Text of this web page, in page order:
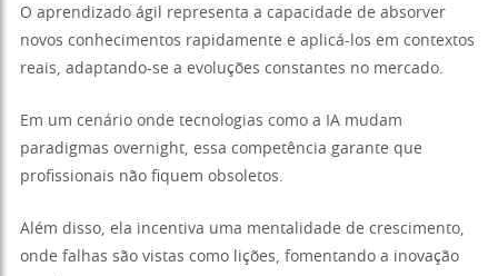
O aprendizado ágil representa a capacidade de absorver
novos conhecimentos rapidamente e aplicá-los em contextos
reais, adaptando-se a evoluções constantes no mercado.
Em um cenário onde tecnologias como a IA mudam
paradigmas overnight, essa competência garante que
profissionais não fiquem obsoletos.
Além disso, ela incentiva uma mentalidade de crescimento,
onde falhas são vistas como lições, fomentando a inovação